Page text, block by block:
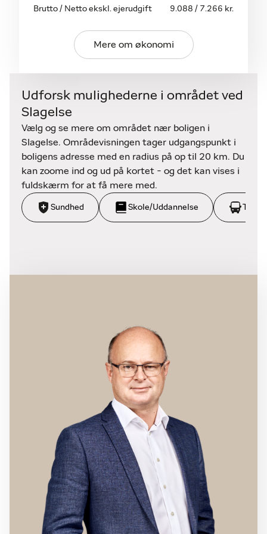
Energimærke.
Brutto / Netto ekskl. ejerudgift
9.088 / 7.266 kr.
Mere om økonomi
Udforsk mulighederne i området ved
Slagelse
Vælg og se mere om området nær boligen i
Slagelse. Områdevisningen tager udgangspunkt i
boligens adresse med en radius på op til 20 km. Du
kan zoome ind og ud på kortet - og det kan vises i
fuldskærm for at få mere med.
Sundhed Skole/Uddannelse